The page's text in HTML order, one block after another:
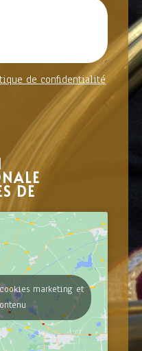
de confidentialité
DE
marketing et